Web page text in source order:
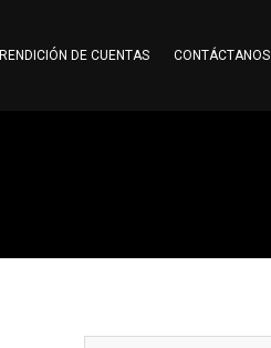
RENDICIÓN DE CUENTAS CONTÁCTANOS